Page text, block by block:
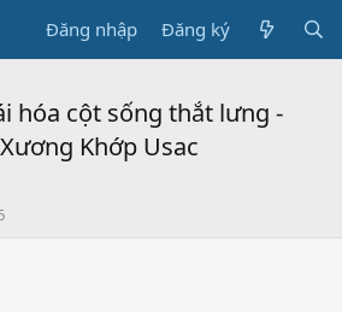
Đăng nhập Đăng ký
hóa cột sống thắt lưng -
Khớp Usac